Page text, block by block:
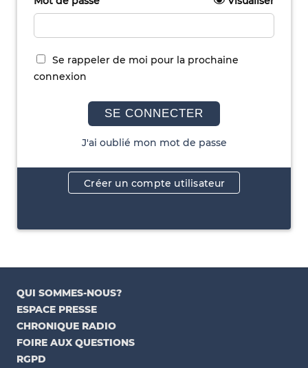
Se rappeler de moi pour la prochaine
connexion
SE CONNECTER
J'ai oublié mon mot de passe
Créer un compte utilisateur
QUI SOMMES-NOUS?
ESPACE PRESSE
CHRONIQUE RADIO
FOIRE AUX QUESTIONS
RGPD